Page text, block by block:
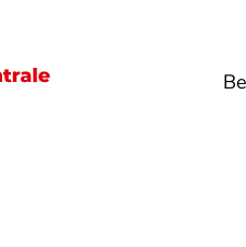
Lebensmittel